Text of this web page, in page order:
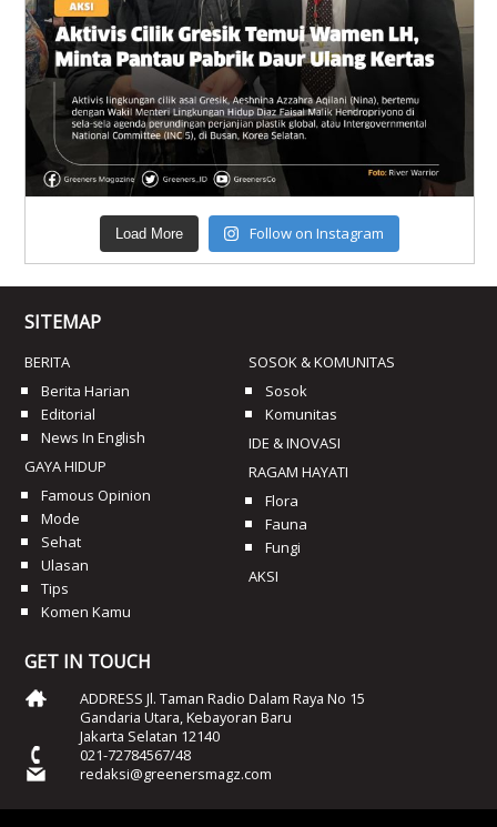
Load More Follow on Instagram
SITEMAP
BERITA
Berita Harian
Editorial
News In English
GAYA HIDUP
Famous Opinion
Mode
Sehat
Ulasan
Tips
Komen Kamu
SOSOK & KOMUNITAS
Sosok
Komunitas
IDE & INOVASI
RAGAM HAYATI
Flora
Fauna
Fungi
AKSI
GET IN TOUCH
ADDRESS Jl. Taman Radio Dalam Raya No 15
Gandaria Utara, Kebayoran Baru
Jakarta Selatan 12140
021-72784567/48
redaksi@greenersmagz.com